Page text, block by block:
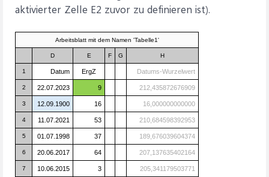
aktivierter Zelle E2 zuvor zu definieren ist).
Arbeitsblatt mit dem Namen 'Tabelle1'
D E F G H
1 Datum ErgZ Datums-Wurzelwert
2 22.07.2023 9 212,435872676909
3 12.09.1900 16 16,000000000000
4 11.07.2021 53 210,684598392953
5 01.07.1998 37 189,676039604374
6 20.06.2017 64 207,137635402164
7 10.06.2015 3 205,341179503771